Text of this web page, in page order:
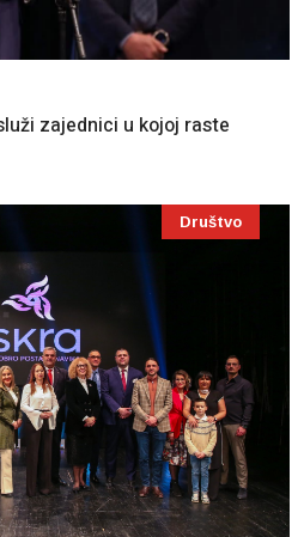
zajednici u kojoj raste
Društvo